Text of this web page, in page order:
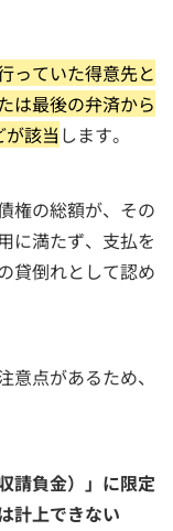
っていた得意先と
は最後の弁済から
該当 します。
権の総額が、その
に満たず、支払を
貸倒れとして認め
点があるため、
請負金）」に限定
計上できない